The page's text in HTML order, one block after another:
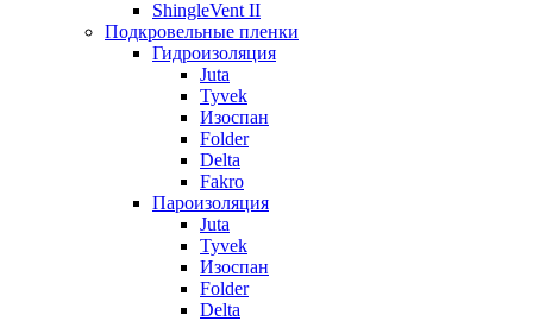
ShingleVent II
Подкровельные пленки
Гидроизоляция
Juta
Tyvek
Изоспан
Folder
Delta
Fakro
Пароизоляция
Juta
Tyvek
Изоспан
Folder
Delta